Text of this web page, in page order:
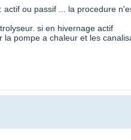
ou passif ... la procedure
si en hivernage actif
pompe a chaleur et les